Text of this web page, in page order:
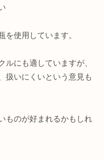
を使用しています。
ルにも適していますが、
扱いにくいという意見も
ものが好まれるかもしれ